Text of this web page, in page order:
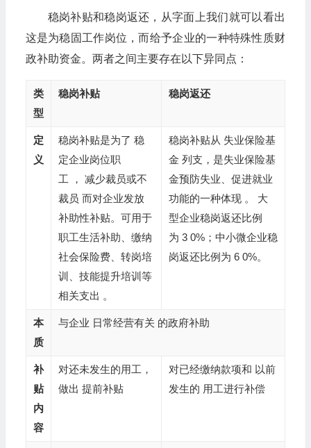
稳岗补贴和稳岗返还，从字面上我们就可以看出
这是为稳固工作岗位，而给予企业的一种特殊性质财
政补助资金。两者之间主要存在以下异同点：
类
型
稳岗补贴 稳岗返还
定
义
稳岗补贴是为了 稳
定企业岗位职
工 ， 减少裁员或不
裁员 而对企业发放
补助性补贴。可用于
职工生活补助、缴纳
社会保险费、转岗培
训、技能提升培训等
相关支出 。
稳岗补贴从 失业保险基
金 列支，是失业保险基
金预防失业、促进就业
功能的一种体现 。 大
型企业稳岗返还比例
为 3 0%；中小微企业稳
岗返还比例为 6 0%。
本
质
与企业 日常经营有关 的政府补助
补
贴
内
容
对还未发生的用工，
做出 提前补贴
对已经缴纳款项和 以前
发生的 用工进行补偿